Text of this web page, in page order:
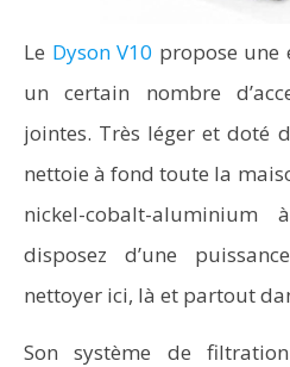
Le Dyson V10 propose une
un certain nombre
jointes. Très léger et doté
nettoie à fond toute la
nickel-cobalt-
disposez d’une
nettoyer ici, là et partout
Son système de